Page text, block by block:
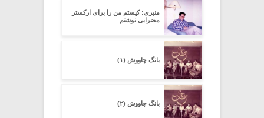
منبری: کیستم من را برای ارکستر
مضرابی نوشتم
بانگ چاووش (۱)
بانگ چاووش (۲)